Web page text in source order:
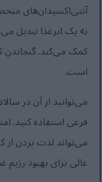
آنتی‌اکسیدان‌های
به یک ابرغذا تبدیل
کمک می‌کند. گنجاندن
است.
می‌توانید از آن در
فرعی استفاده کنید.
می‌تواند لذت بردن از
عالی برای بهبود